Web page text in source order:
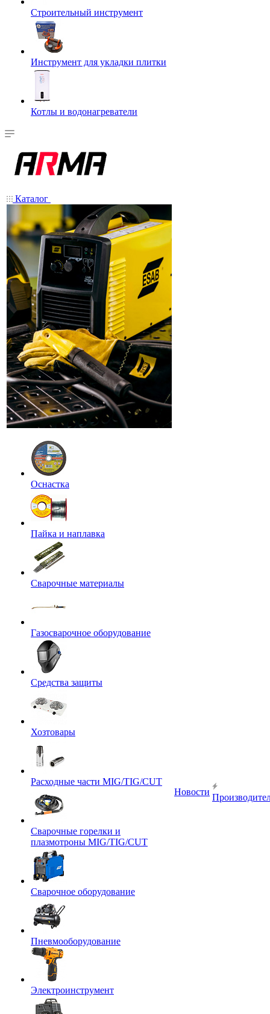
Строительный инструмент
Инструмент для укладки плитки
Котлы и водонагреватели
Каталог
Оснастка
Пайка и наплавка
Сварочные материалы
Газосварочное оборудование
Средства защиты
Хозтовары
Расходные части MIG/TIG/CUT
Сварочные горелки и
плазмотроны MIG/TIG/CUT
Сварочное оборудование
Пневмооборудование
Электроинструмент
Новости